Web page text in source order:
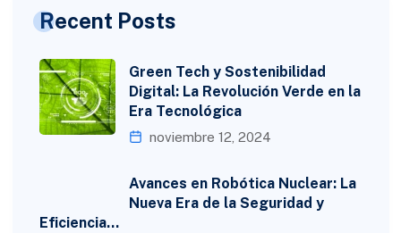
Recent Posts
Green Tech y Sostenibilidad
Digital: La Revolución Verde en la
Era Tecnológica
noviembre 12, 2024
Avances en Robótica Nuclear: La
Nueva Era de la Seguridad y
Eficiencia…